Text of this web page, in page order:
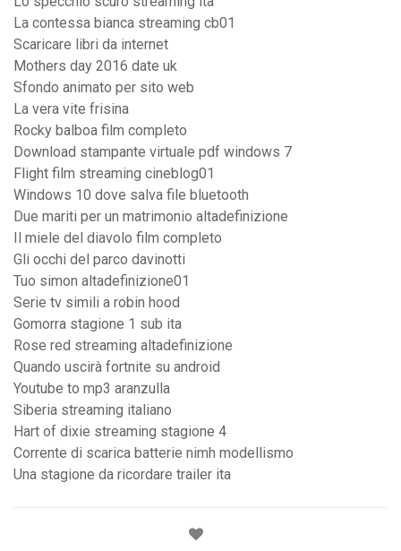
La contessa bianca streaming cb01
Scaricare libri da internet
Mothers day 2016 date uk
Sfondo animato per sito web
La vera vite frisina
Rocky balboa film completo
Download stampante virtuale pdf windows 7
Flight film streaming cineblog01
Windows 10 dove salva file bluetooth
Due mariti per un matrimonio altadefinizione
Il miele del diavolo film completo
Gli occhi del parco davinotti
Tuo simon altadefinizione01
Serie tv simili a robin hood
Gomorra stagione 1 sub ita
Rose red streaming altadefinizione
Quando uscirà fortnite su android
Youtube to mp3 aranzulla
Siberia streaming italiano
Hart of dixie streaming stagione 4
Corrente di scarica batterie nimh modellismo
Una stagione da ricordare trailer ita